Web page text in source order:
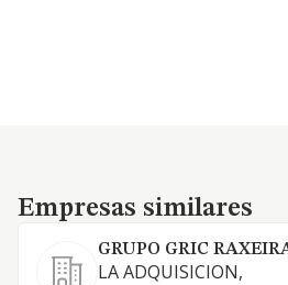
Empresas similares
Empresas similares
GRUPO GRIC
LA ADQUISICION,